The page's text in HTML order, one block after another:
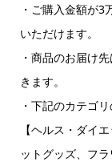
・ご購入金額が
いただけます。
・商品のお届け
きます。
・下記のカテゴ
【ヘルス・ダイ
ットグッズ、フ